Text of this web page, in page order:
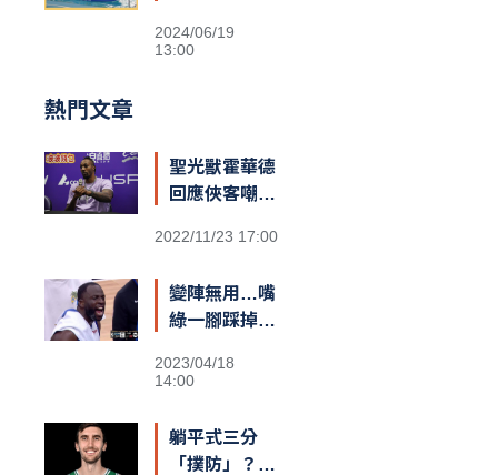
2024/06/19
13:00
熱門文章
聖光獸霍華德
回應俠客嘲諷
仇恨！我擁有
隊友，台灣給
我一對翅膀」
2022/11/23 17:00
變陣無用…嘴
綠一腳踩掉勇
2023/04/18
14:00
躺平式三分
「撲防」？